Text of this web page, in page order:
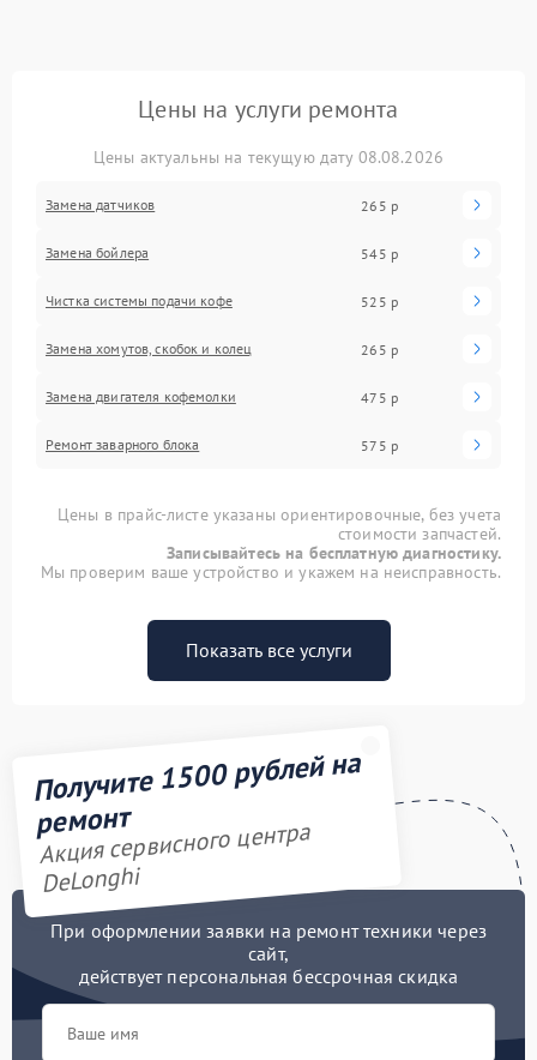
Цены на услуги ремонта
Цены актуальны на текущую дату 08.08.2026
Замена датчиков 265 р
Замена бойлера 545 р
Чистка системы подачи кофе 525 р
Замена хомутов, скобок и колец 265 р
Замена двигателя кофемолки 475 р
Ремонт заварного блока 575 р
Цены в прайс-листе указаны ориентировочные, без учета
стоимости запчастей.
Записывайтесь на бесплатную диагностику.
Мы проверим ваше устройство и укажем на неисправность.
Показать все услуги
Получите 1500 рублей на
ремонт
Акция сервисного центра
DeLonghi
При оформлении заявки на ремонт техники через
сайт,
действует персональная бессрочная скидка